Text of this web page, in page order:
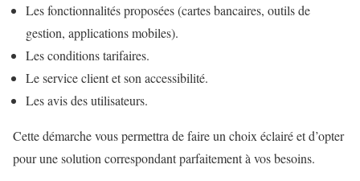
Les fonctionnalités proposées (cartes bancaires, outils de
gestion, applications mobiles).
Les conditions tarifaires.
Le service client et son accessibilité.
Les avis des utilisateurs.
Cette démarche vous permettra de faire un choix éclairé et d’opter
pour une solution correspondant parfaitement à vos besoins.